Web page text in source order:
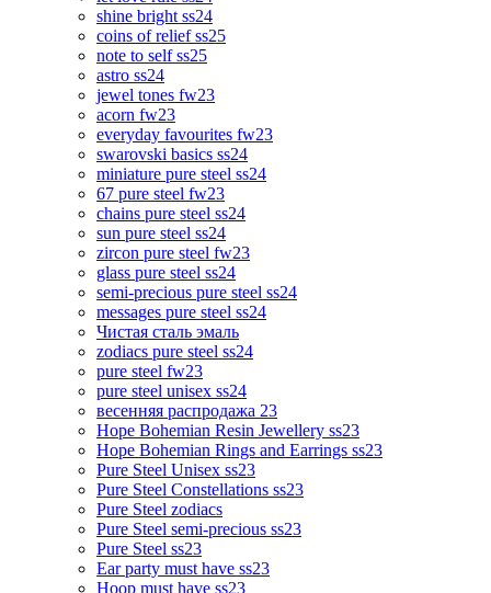
shine bright ss24
coins of relief ss25
note to self ss25
astro ss24
jewel tones fw23
acorn fw23
everyday favourites fw23
swarovski basics ss24
miniature pure steel ss24
67 pure steel fw23
chains pure steel ss24
sun pure steel ss24
zircon pure steel fw23
glass pure steel ss24
semi-precious pure steel ss24
messages pure steel ss24
Чистая сталь эмаль
zodiacs pure steel ss24
pure steel fw23
pure steel unisex ss24
весенняя распродажа 23
Hope Bohemian Resin Jewellery ss23
Hope Bohemian Rings and Earrings ss23
Pure Steel Unisex ss23
Pure Steel Constellations ss23
Pure Steel zodiacs
Pure Steel semi-precious ss23
Pure Steel ss23
Ear party must have ss23
Hoop must have ss23